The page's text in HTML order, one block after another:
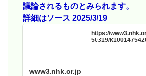
議論されるものとみられます。
詳細はソース 2025/3/19
https://
50319/
www3.nhk.or.jp